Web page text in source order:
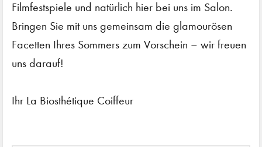
Filmfestspiele und natürlich hier bei uns im Salon.
Bringen Sie mit uns gemeinsam die glamourösen
Facetten Ihres Sommers zum Vorschein – wir freuen
uns darauf!
Ihr La Biosthétique Coiffeur